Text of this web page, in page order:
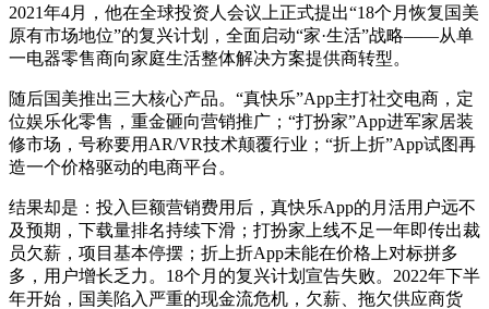
2021年4月，他在全球投资人会议上正式提出“18个月恢复国美
原有市场地位”的复兴计划，全面启动“家·生活”战略——从单
一电器零售商向家庭生活整体解决方案提供商转型。
随后国美推出三大核心产品。“真快乐”App主打社交电商，定
位娱乐化零售，重金砸向营销推广；“打扮家”App进军家居装
修市场，号称要用AR/VR技术颠覆行业；“折上折”App试图再
造一个价格驱动的电商平台。
结果却是：投入巨额营销费用后，真快乐App的月活用户远不
及预期，下载量排名持续下滑；打扮家上线不足一年即传出裁
员欠薪，项目基本停摆；折上折App未能在价格上对标拼多
多，用户增长乏力。18个月的复兴计划宣告失败。2022年下半
年开始，国美陷入严重的现金流危机，欠薪、拖欠供应商货